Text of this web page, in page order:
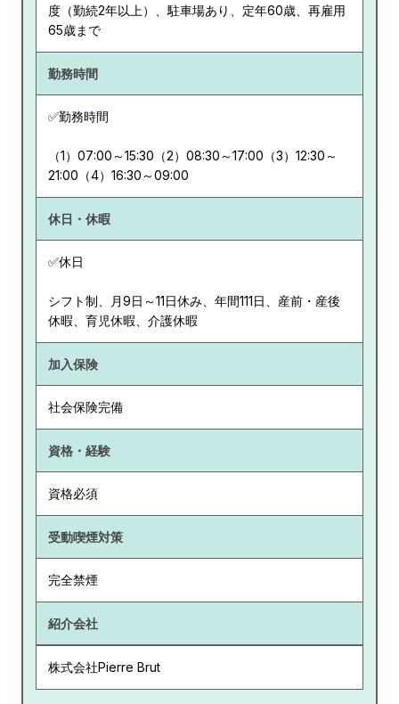
度（勤続2年以上）、駐車場あり、定年60歳、再雇用
65歳まで
勤務時間
✅勤務時間
（1）07:00～15:30（2）08:30～17:00（3）12:30～
21:00（4）16:30～09:00
休日・休暇
✅休日
シフト制、月9日～11日休み、年間111日、産前・産後
休暇、育児休暇、介護休暇
加入保険
社会保険完備
資格・経験
資格必須
受動喫煙対策
完全禁煙
紹介会社
株式会社Pierre Brut